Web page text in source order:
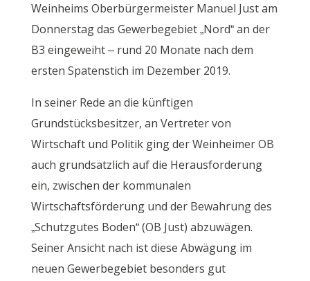
Weinheims Oberbürgermeister Manuel Just am
Donnerstag das Gewerbegebiet „Nord“ an der
B3 eingeweiht – rund 20 Monate nach dem
ersten Spatenstich im Dezember 2019.
In seiner Rede an die künftigen
Grundstücksbesitzer, an Vertreter von
Wirtschaft und Politik ging der Weinheimer OB
auch grundsätzlich auf die Herausforderung
ein, zwischen der kommunalen
Wirtschaftsförderung und der Bewahrung des
„Schutzgutes Boden“ (OB Just) abzuwägen.
Seiner Ansicht nach ist diese Abwägung im
neuen Gewerbegebiet besonders gut